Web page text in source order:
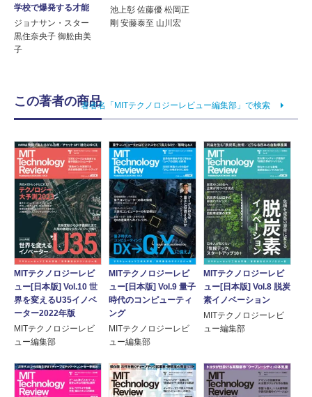
学校で爆発する才能
ジョナサン・スター
黒住奈央子 御舩由美
子
池上彰 佐藤優 松岡正
剛 安藤泰至 山川宏
この著者の商品著者名「MITテクノロジーレビュー編集部」で検索
MITテクノロジーレビ
ュー[日本版] Vol.10 世
界を変えるU35イノベ
ーター2022年版
MITテクノロジーレビ
ュー編集部
MITテクノロジーレビ
ュー[日本版] Vol.9 量子
時代のコンピューティ
ング
MITテクノロジーレビ
ュー編集部
MITテクノロジーレビ
ュー[日本版] Vol.8 脱炭
素イノベーション
MITテクノロジーレビ
ュー編集部